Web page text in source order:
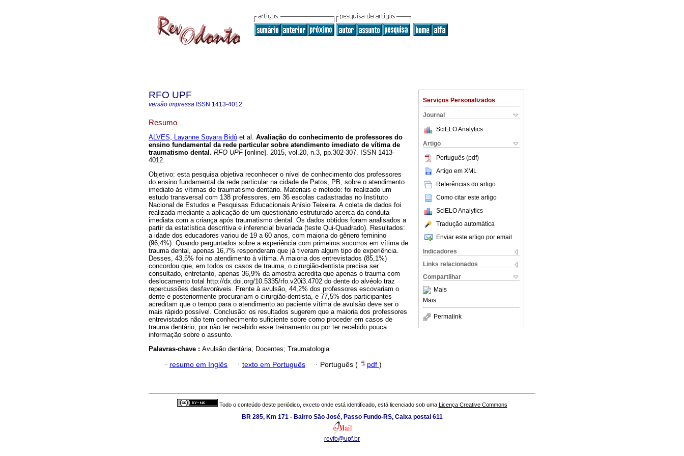
Serviços Personalizados
Journal
SciELO Analytics
Artigo
Português (pdf)
Artigo em XML
Referências do artigo
Como citar este artigo
SciELO Analytics
Tradução automática
Enviar este artigo por email
Indicadores
Links relacionados
Compartilhar
Mais
Mais
Permalink
RFO UPF
versão impressa ISSN 1413-4012
Resumo
ALVES, Layanne Soyara Bidô et al. Avaliação do conhecimento de professores do
ensino fundamental da rede particular sobre atendimento imediato de vítima de
traumatismo dental . RFO UPF[online]. 2015, vol.20, n.3, pp.302-307. ISSN 1413-
4012.
Objetivo: esta pesquisa objetiva reconhecer o nível de conhecimento dos professores
do ensino fundamental da rede particular na cidade de Patos, PB, sobre o atendimento
imediato às vítimas de traumatismo dentário. Materiais e método: foi realizado um
estudo transversal com 138 professores, em 36 escolas cadastradas no Instituto
Nacional de Estudos e Pesquisas Educacionais Anísio Teixeira. A coleta de dados foi
realizada mediante a aplicação de um questionário estruturado acerca da conduta
imediata com a criança após traumatismo dental. Os dados obtidos foram analisados a
partir da estatística descritiva e inferencial bivariada (teste Qui-Quadrado). Resultados:
a idade dos educadores variou de 19 a 60 anos, com maioria do gênero feminino
(96,4%). Quando perguntados sobre a experiência com primeiros socorros em vítima de
trauma dental, apenas 16,7% responderam que já tiveram algum tipo de experiência.
Desses, 43,5% foi no atendimento à vítima. A maioria dos entrevistados (85,1%)
concordou que, em todos os casos de trauma, o cirurgião-dentista precisa ser
consultado, entretanto, apenas 36,9% da amostra acredita que apenas o trauma com
deslocamento total http://dx.doi.org/10.5335/rfo.v20i3.4702 do dente do alvéolo traz
repercussões desfavoráveis. Frente à avulsão, 44,2% dos professores escovariam o
dente e posteriormente procurariam o cirurgião-dentista, e 77,5% dos participantes
acreditam que o tempo para o atendimento ao paciente vítima de avulsão deve ser o
mais rápido possível. Conclusão: os resultados sugerem que a maioria dos professores
entrevistados não tem conhecimento suficiente sobre como proceder em casos de
trauma dentário, por não ter recebido esse treinamento ou por ter recebido pouca
informação sobre o assunto.
Palavras-chave : Avulsão dentária; Docentes; Traumatologia.
· resumo em Inglês · texto em Português · Português ( pdf )
Todo o conteúdo deste periódico, exceto onde está identificado, está licenciado sob uma Licença Creative Commons
BR 285, Km 171 - Bairro São José, Passo Fundo-RS, Caixa postal 611
revfo@upf.br